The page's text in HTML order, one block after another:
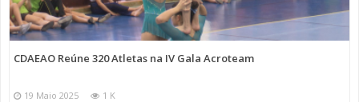
CDAEAO Reúne 320 Atletas na IV Gala Acroteam
19 Maio 2025 1 K